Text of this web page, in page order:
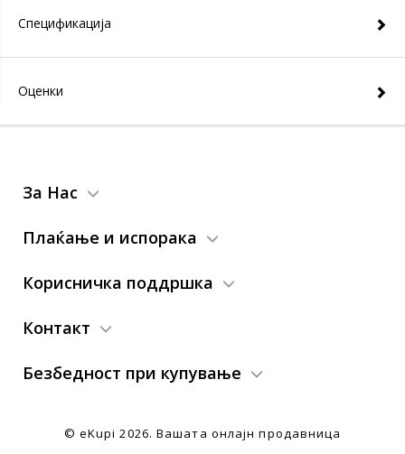
Спецификација
Оценки
За Нас
Плаќање и испорака
Корисничка поддршка
Контакт
Безбедност при купување
© eKupi2026. Вашата онлајн продавница